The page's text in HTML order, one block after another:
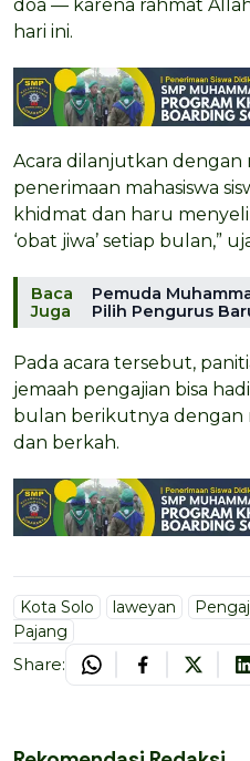
doa — karena rahmat
hari ini.
Acara dilanjutkan dengan
penerimaan mahasiswa
khidmat dan haru
‘obat jiwa’ setiap bulan,”
Baca
Juga
Pemuda
Pilih Pengurus
Pada acara tersebut,
jemaah pengajian bisa
bulan berikutnya dengan
dan berkah.
Kota Solo laweyan
Pajang
Share: